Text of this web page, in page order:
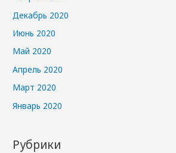
Декабрь 2020
Июнь 2020
Май 2020
Апрель 2020
Март 2020
Январь 2020
Рубрики